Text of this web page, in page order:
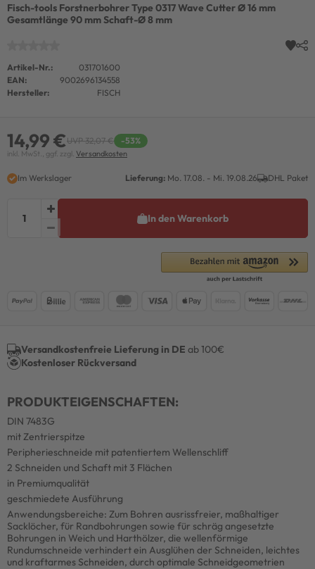
Fisch-tools Forstnerbohrer Type 0317 Wave Cutter Ø 16 mm
Gesamtlänge 90 mm Schaft-Ø 8 mm
Artikel-Nr.:
031701600
EAN:
9002696134558
Hersteller:
FISCH
14,99 €UVP 32,07 € -53%
inkl. MwSt., ggf. zzgl. Versandkosten
Im Werkslager Lieferung: Mo. 17.08. - Mi. 19.08.26 DHL Paket
In den Warenkorb
Versandkostenfreie Lieferung in DE ab 100€
Kostenloser Rückversand
PRODUKTEIGENSCHAFTEN:
DIN 7483G
mit Zentrierspitze
Peripherieschneide mit patentiertem Wellenschliff
2 Schneiden und Schaft mit 3 Flächen
in Premiumqualität
geschmiedete Ausführung
Anwendungsbereiche: Zum Bohren ausrissfreier, maßhaltiger
Sacklöcher, für Randbohrungen sowie für schräg angesetzte
Bohrungen in Weich und Harthölzer, die wellenförmige
Rundumschneide verhindert ein Ausglühen der Schneiden, leichtes
und kraftarmes Schneiden, durch optimale Schneidgeometrien